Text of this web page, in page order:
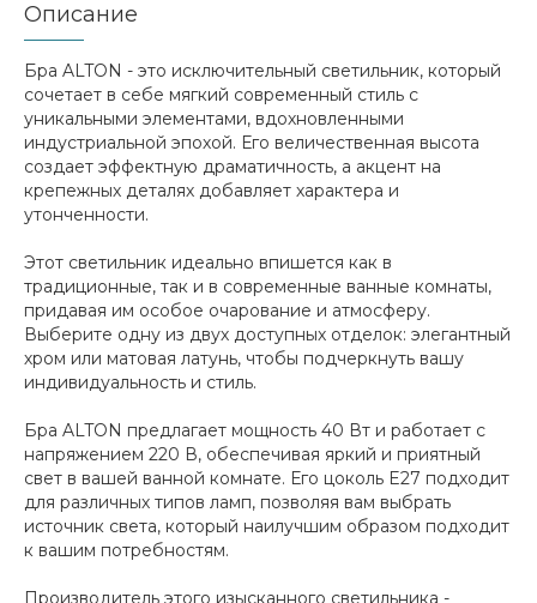
Описание
Бра ALTON - это исключительный светильник, который
сочетает в себе мягкий современный стиль с
уникальными элементами, вдохновленными
индустриальной эпохой. Его величественная высота
создает эффектную драматичность, а акцент на
крепежных деталях добавляет характера и
утонченности.
Этот светильник идеально впишется как в
традиционные, так и в современные ванные комнаты,
придавая им особое очарование и атмосферу.
Выберите одну из двух доступных отделок: элегантный
хром или матовая латунь, чтобы подчеркнуть вашу
индивидуальность и стиль.
Бра ALTON предлагает мощность 40 Вт и работает с
напряжением 220 В, обеспечивая яркий и приятный
свет в вашей ванной комнате. Его цоколь E27 подходит
для различных типов ламп, позволяя вам выбрать
источник света, который наилучшим образом подходит
к вашим потребностям.
Производитель этого изысканного светильника -